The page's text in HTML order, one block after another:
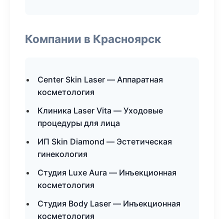
Компании в Красноярск
Center Skin Laser — Аппаратная
косметология
Клиника Laser Vita — Уходовые
процедуры для лица
ИП Skin Diamond — Эстетическая
гинекология
Студия Luxe Aura — Инъекционная
косметология
Студия Body Laser — Инъекционная
косметология